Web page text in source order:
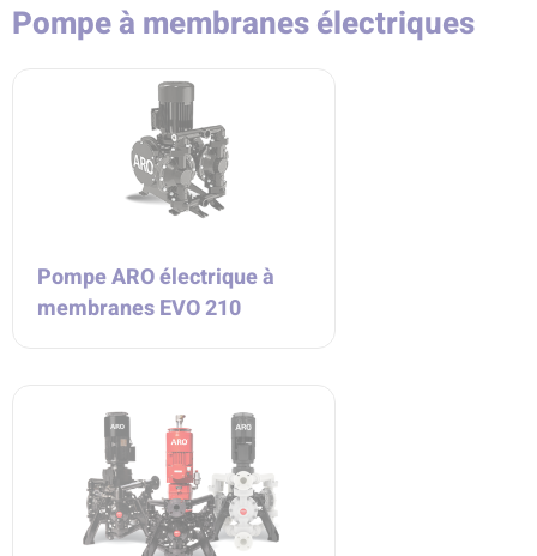
Pompe à membranes électriques
Pompe ARO électrique à
membranes EVO 210